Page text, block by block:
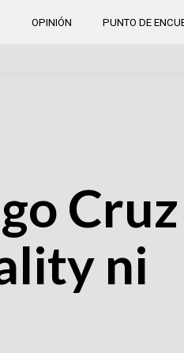
OPINIÓN PUNTO DE
Cruz
ni